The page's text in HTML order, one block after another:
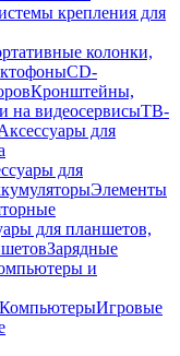
крепления для
колонки,
CD-
Кронштейны,
на видеосервисыТВ-
для
для
Элементы
для планшетов,
Зарядные
и
КомпьютерыИгровые